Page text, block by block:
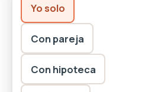
Yo solo
Con pareja
Con hipoteca